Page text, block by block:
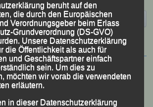
beruht auf den
die durch den Europäischen
Verordnungsgeber beim Erlass
Grundverordnung (DS-GVO)
Unsere Datenschutzerklärung
die Öffentlichkeit als auch für
und Geschäftspartner einfach
sein. Um dies zu
möchten wir vorab die verwendeten
erläutern.
in dieser Datenschutzerklärung